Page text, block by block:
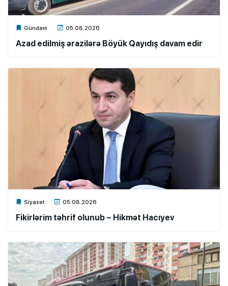
Gündəm 05.08.2026
Xalq.Online
Azad edilmiş ərazilərə Böyük Qayıdış davam edir
Siyasət 05.08.2026
Xalq.Online
Fikirlərim təhrif olunub – Hikmət Hacıyev